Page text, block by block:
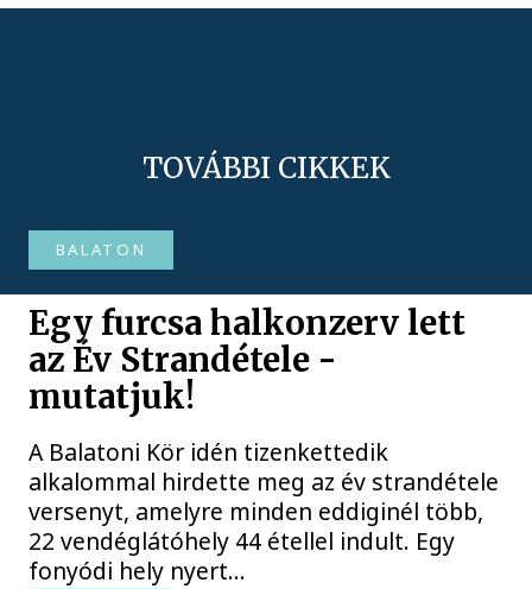
TOVÁBBI CIKKEK
BALATON
Egy furcsa halkonzerv lett
az Év Strandétele -
mutatjuk!
A Balatoni Kör idén tizenkettedik
alkalommal hirdette meg az év strandétele
versenyt, amelyre minden eddiginél több,
22 vendéglátóhely 44 étellel indult. Egy
fonyódi hely nyert...